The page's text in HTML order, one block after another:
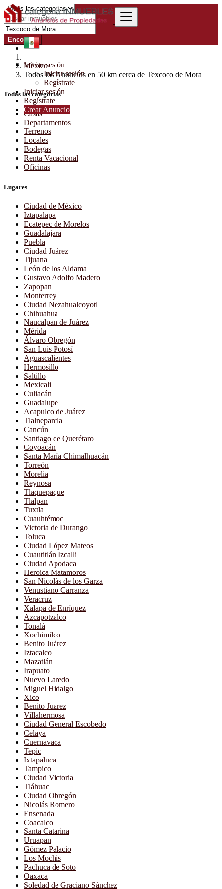
Iniciar sesión
Iniciar sesión
Regístrate
Iniciar sesión
Regístrate
Crear Anuncio
Encontrar
México
Todos los Anuncios en 50 km cerca de Texcoco de Mora
Todas las categorías
Casas
Departamentos
Terrenos
Locales
Bodegas
Renta Vacacional
Oficinas
Lugares
Ciudad de México
Iztapalapa
Ecatepec de Morelos
Guadalajara
Puebla
Ciudad Juárez
Tijuana
León de los Aldama
Gustavo Adolfo Madero
Zapopan
Monterrey
Ciudad Nezahualcoyotl
Chihuahua
Naucalpan de Juárez
Mérida
Álvaro Obregón
San Luis Potosí
Aguascalientes
Hermosillo
Saltillo
Mexicali
Culiacán
Guadalupe
Acapulco de Juárez
Tlalnepantla
Cancún
Santiago de Querétaro
Coyoacán
Santa María Chimalhuacán
Torreón
Morelia
Reynosa
Tlaquepaque
Tlalpan
Tuxtla
Cuauhtémoc
Victoria de Durango
Toluca
Ciudad López Mateos
Cuautitlán Izcalli
Ciudad Apodaca
Heroica Matamoros
San Nicolás de los Garza
Venustiano Carranza
Veracruz
Xalapa de Enríquez
Azcapotzalco
Tonalá
Xochimilco
Benito Juárez
Iztacalco
Mazatlán
Irapuato
Nuevo Laredo
Miguel Hidalgo
Xico
Benito Juarez
Villahermosa
Ciudad General Escobedo
Celaya
Cuernavaca
Tepic
Ixtapaluca
Tampico
Ciudad Victoria
Tláhuac
Ciudad Obregón
Nicolás Romero
Ensenada
Coacalco
Santa Catarina
Uruapan
Gómez Palacio
Los Mochis
Pachuca de Soto
Oaxaca
Soledad de Graciano Sánchez